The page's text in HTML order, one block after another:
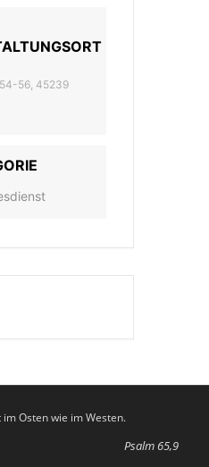
56, 45239
Osten wie im Westen.
Psalm 65,9